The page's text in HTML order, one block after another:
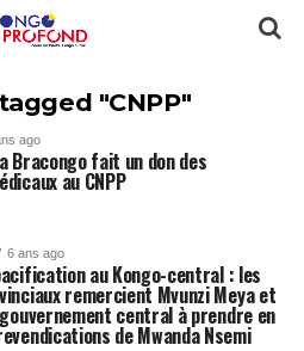
"CNPP"
ago
Bracongo fait un don des
au CNPP
6 ans ago
au Kongo-central : les
remercient Mvunzi Meya et
central à prendre en
de Mwanda Nsemi